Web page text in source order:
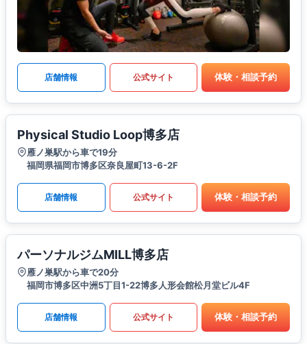
店舗情報 公式サイト 体験・相談予約
Physical Studio Loop博多店
雁ノ巣駅から車で19分
福岡県福岡市博多区奈良屋町13-6-2F
店舗情報 公式サイト 体験・相談予約
パーソナルジムMILL博多店
雁ノ巣駅から車で20分
福岡市博多区中洲5丁目1-22博多人形会館松月堂ビル4F
店舗情報 公式サイト 体験・相談予約